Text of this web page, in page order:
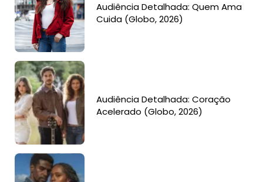
Audiência Detalhada: Quem Ama
Cuida (Globo, 2026)
Audiência Detalhada: Coração
Acelerado (Globo, 2026)